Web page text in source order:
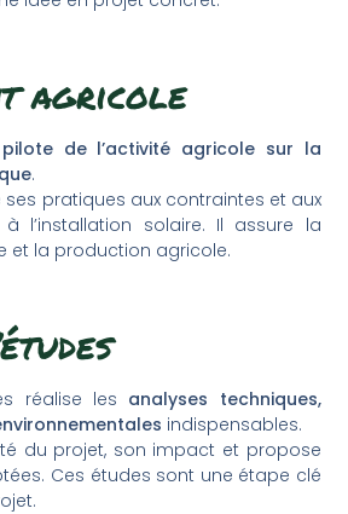
agricole
pilote de l’activité agricole sur la
.
ses pratiques aux contraintes et aux
l’installation solaire. Il assure la
et la production agricole.
réalise les analyses techniques,
indispensables.
du projet, son impact et propose
Ces études sont une étape clé